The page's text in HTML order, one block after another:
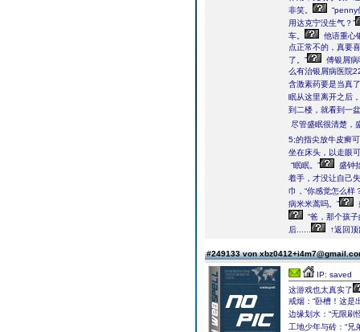
非笑。
“penny
用达克宁没生气？”
车。
他语重心
点正常不的，真要
了。”
傅银屑
么有治银屑病医院
含激素药要是当真
眠从这里离开之后
到二楼，就看到一
尽管盛眠很清楚，
5;的指尖放牛皮癣
坐在床头，以走眼
“眠眠。”
盛钟
着手，才没让自己
巾，“你感觉怎么样
病米米蒿吗。”
“爸，那个孩
后......
↑返回顶
#249133 von
IP: saved
这游戏也太真实了
戒烟：“卧槽！这是
边缘划水：“无限刷
工地少年与砖：“兄